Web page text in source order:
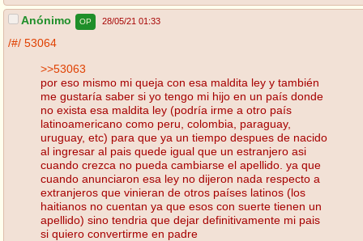
Anónimo OP 28/05/21 01:33
/#/ 53064
>>53063
por eso mismo mi queja con esa maldita ley y también
me gustaría saber si yo tengo mi hijo en un país donde
no exista esa maldita ley (podría irme a otro país
latinoamericano como peru, colombia, paraguay,
uruguay, etc) para que ya un tiempo despues de nacido
al ingresar al pais quede igual que un estranjero asi
cuando crezca no pueda cambiarse el apellido. ya que
cuando anunciaron esa ley no dijeron nada respecto a
extranjeros que vinieran de otros países latinos (los
haitianos no cuentan ya que esos con suerte tienen un
apellido) sino tendria que dejar definitivamente mi pais
si quiero convertirme en padre